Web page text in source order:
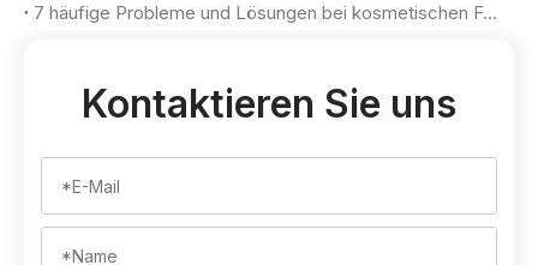
7 häufige Probleme und Lösungen bei kosmetischen Füllungen
Kontaktieren Sie uns